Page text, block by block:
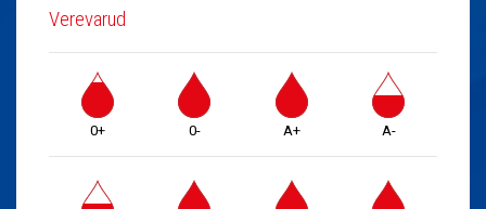
Verevarud
0+ 0- A+ A-